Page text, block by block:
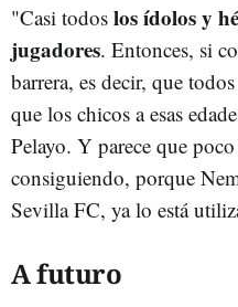
"Casi todos los ídolos y
jugadores. Entonces, si
barrera, es decir, que
que los chicos a esas
Pelayo. Y parece que
consiguiendo, porque
Sevilla FC, ya lo está
A futuro